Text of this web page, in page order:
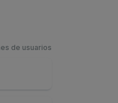
de usuarios